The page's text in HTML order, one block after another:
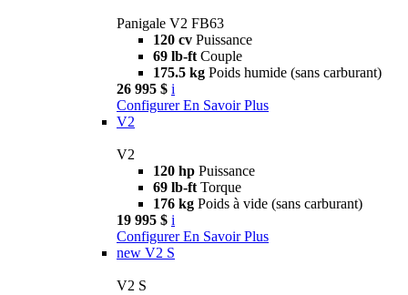
Panigale V2 FB63
120 cv Puissance
69 lb-ft Couple
175.5 kg Poids humide (sans carburant)
26 995 $ i
Configurer En Savoir Plus
V2
V2
120 hp Puissance
69 lb-ft Torque
176 kg Poids à vide (sans carburant)
19 995 $ i
Configurer En Savoir Plus
new V2 S
V2 S